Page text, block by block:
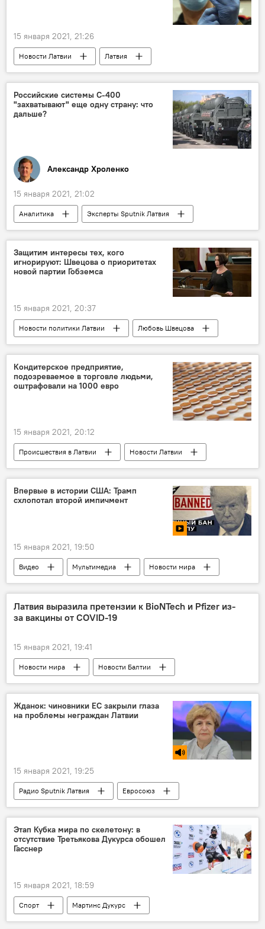
15 января 2021, 21:26
Новости Латвии
Латвия
коронавирус
вакцина
Российские системы С-400
"захватывают" еще одну страну: что
дальше?
Александр Хроленко
15 января 2021, 21:02
Аналитика
Эксперты Sputnik Латвия
Россия
С-500
ракеты
оборона
вооружения
военная техника
С-400
Защитим интересы тех, кого
игнорируют: Швецова о приоритетах
новой партии Гобземса
15 января 2021, 20:37
Новости политики Латвии Любовь Швецова
Кондитерское предприятие,
подозреваемое в торговле людьми,
оштрафовали на 1000 евро
15 января 2021, 20:12
Происшествия в Латвии
Новости Латвии
Латвия
Государственная инспекция по труду
Впервые в истории США: Трамп
схлопотал второй импичмент
15 января 2021, 19:50
Видео Мультимедиа
Новости мира
США
Дональд Трамп
президент
политика
Латвия выразила претензии к BioNTech и Pfizer из-
за вакцины от COVID-19
15 января 2021, 19:41
Новости мира
Новости Балтии
Новости Латвии
коронавирус
вакцина
Латвия
Жданок: чиновники ЕС закрыли глаза
на проблемы неграждан Латвии
15 января 2021, 19:25
Радио Sputnik Латвия
Евросоюз
Европарламент
Еврокомиссия
неграждане
Татьяна Жданок
Этап Кубка мира по скелетону: в
отсутствие Третьякова Дукурса обошел
Гасснер
15 января 2021, 18:59
Спорт Мартинс Дукурс